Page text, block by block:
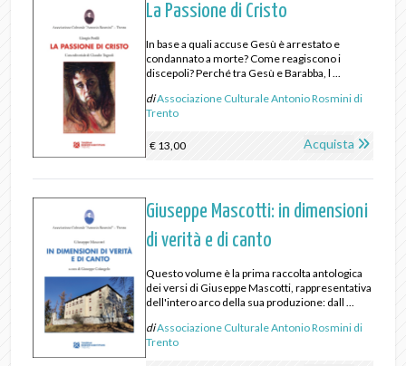
La Passione di Cristo
In base a quali accuse Gesù è arrestato e
condannato a morte? Come reagiscono i
discepoli? Perché tra Gesù e Barabba, l ...
diAssociazione Culturale Antonio Rosmini di
Trento
€ 13,00 Acquista
Giuseppe Mascotti: in dimensioni
di verità e di canto
Questo volume è la prima raccolta antologica
dei versi di Giuseppe Mascotti, rappresentativa
dell'intero arco della sua produzione: dall ...
diAssociazione Culturale Antonio Rosmini di
Trento